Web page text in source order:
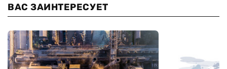
ВАС ЗАИНТЕРЕСУЕТ